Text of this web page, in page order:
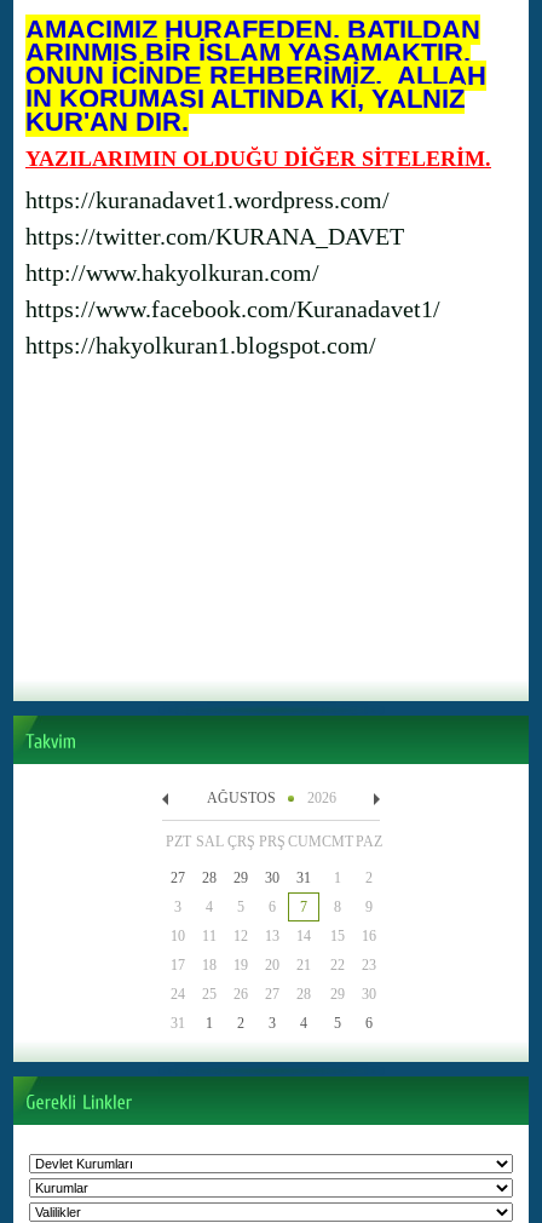
AMACIMIZ HURAFEDEN, BATILDAN
ARINMIŞ BİR İSLAM YAŞAMAKTIR.
ONUN İÇİNDE REHBERİMİZ, ALLAH
IN KORUMASI ALTINDA Kİ, YALNIZ
KUR'AN DIR.
YAZILARIMIN OLDUĞU DİĞER SİTELERİM.
https://kuranadavet1.wordpress.com/
https://twitter.com/KURANA_DAVET
http://www.hakyolkuran.com/
https://www.facebook.com/Kuranadavet1/
https://hakyolkuran1.blogspot.com/